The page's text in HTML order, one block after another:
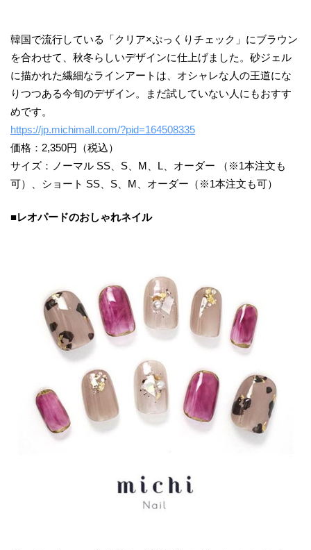
韓国で流行している「クリア×ぷっくりチェック」にブラウン
を合わせて、秋冬らしいデザインに仕上げました。砂ジェル
に描かれた繊細なラインアートは、オシャレな人の王道にな
りつつある今旬のデザイン。まだ試していない人にもおすす
めです。
https://jp.michimall.com/?pid=164508335
価格：2,350円（税込）
サイズ：ノーマル SS、S、M、L、オーダー （※1本注文も
可）、ショート SS、S、M、オーダー（※1本注文も可）
■レオパードのおしゃれネイル